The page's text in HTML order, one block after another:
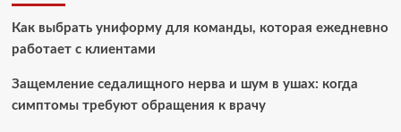
Как выбрать униформу для команды, которая ежедневно
работает с клиентами
Защемление седалищного нерва и шум в ушах: когда
симптомы требуют обращения к врачу